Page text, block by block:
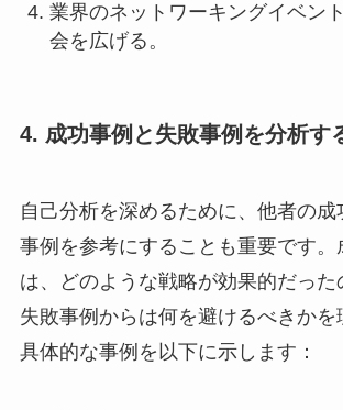
業界のネットワーキングイベン
会を広げる。
4. 成功事例と失敗事例を分析す
自己分析を深めるために、他者の成
事例を参考にすることも重要です。
は、どのような戦略が効果的だった
失敗事例からは何を避けるべきかを
具体的な事例を以下に示します：